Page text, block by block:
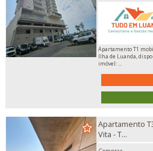
Apartamento T1
Ilha de Luanda,
imóvel: ...
Apartamento T3 em Condomínio
Vita - T...